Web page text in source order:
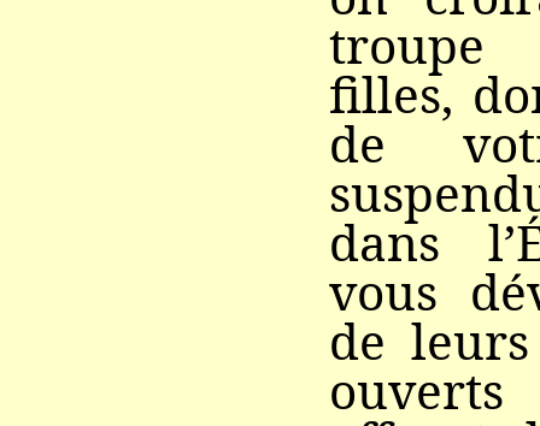
filles,
de
dans
vous
de